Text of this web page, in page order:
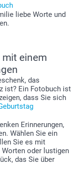
liebe Worte und
mit einem
das
ist? Ein Fotobuch ist
dass Sie sich
Erinnerungen,
Wählen Sie ein
Sie es mit
oder lustigen
das Sie über